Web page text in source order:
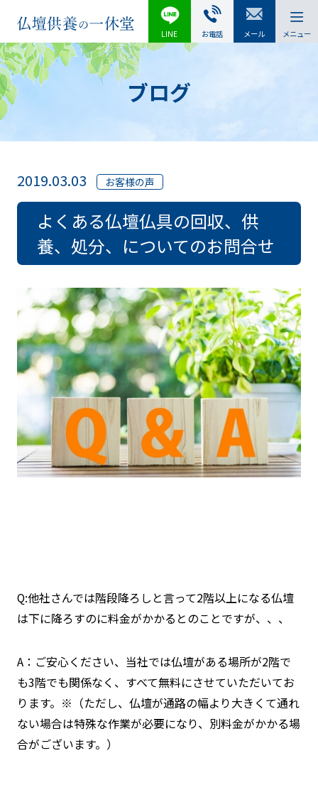
LINE お電話 メール メニュー
ブログ
2019.03.03 お客様の声
よくある仏壇仏具の回収、供
養、処分、についてのお問合せ
Q:他社さんでは階段降ろしと言って2階以上になる仏壇
は下に降ろすのに料金がかかるとのことですが、、、
A：ご安心ください、当社では仏壇がある場所が2階で
も3階でも関係なく、すべて無料にさせていただいてお
ります。※（ただし、仏壇が通路の幅より大きくて通れ
ない場合は特殊な作業が必要になり、別料金がかかる場
合がございます。）